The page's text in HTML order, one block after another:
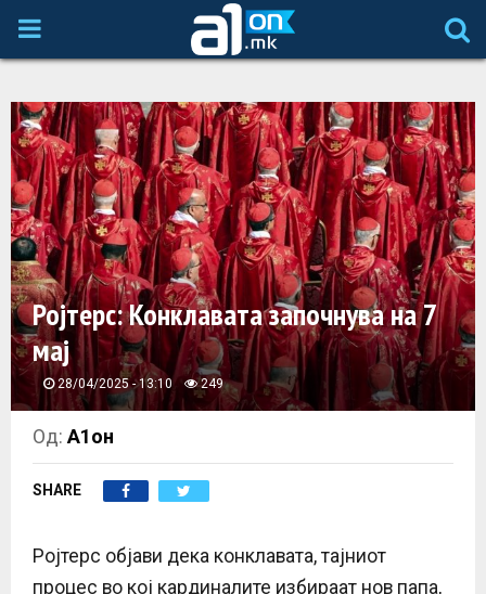
P
I
M
A
R
Y
M
E
N
Ројтерс: Конклавата започнува на 7
мај
28/04/2025 - 13:10 249
Од:А1он
SHARE
Ројтерс објави дека конклавата, тајниот
процес во кој кардиналите избираат нов папа,